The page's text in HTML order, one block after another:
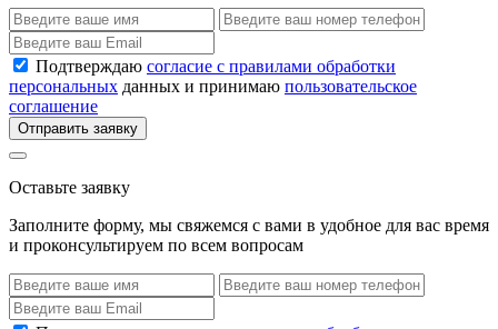
Подтверждаю согласие с правилами обработки
персональных данных и принимаю пользовательское
соглашение
Отправить заявку
Оставьте заявку
Заполните форму, мы свяжемся с вами в удобное для вас время
и проконсультируем по всем вопросам